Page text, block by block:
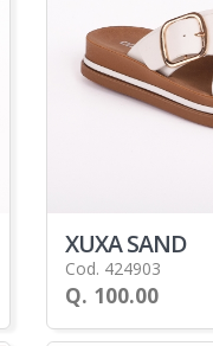
XUXA SAND
Cod. 424903
Q. 100.00